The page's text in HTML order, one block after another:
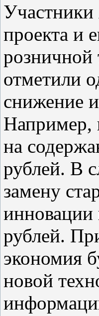
проекта и
розничной
отметили
снижение
Например,
на
рублей. В
замену
инновации
рублей.
экономия
новой